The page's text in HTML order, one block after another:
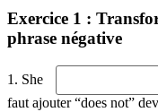
Exercice 1 :
phrase négative
1. She
faut ajouter “does not”